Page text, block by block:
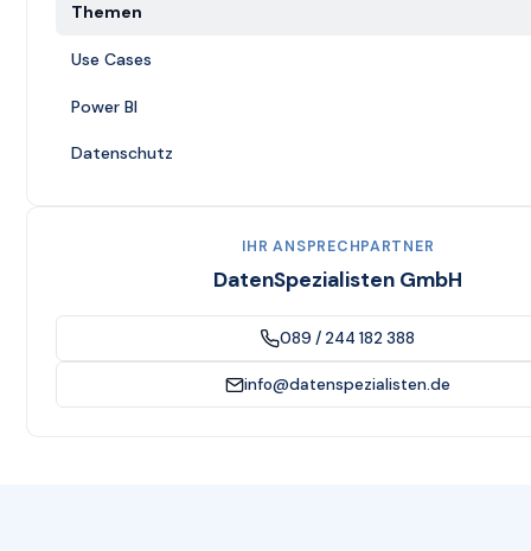
Themen
Use Cases
Power BI
Datenschutz
IHR ANSPRECHPARTNER
DatenSpezialisten GmbH
089 / 244 182 388
info@datenspezialisten.de